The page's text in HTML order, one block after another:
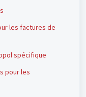
les factures de
spécifique
pour les